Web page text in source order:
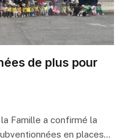
de plus pour
Famille a confirmé la
en places…